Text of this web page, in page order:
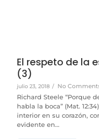
El respeto de la
(3)
julio 23, 2018 / No
Richard Steele “Porque
habla la boca” (Mat.
interior en su corazón,
evidente en...